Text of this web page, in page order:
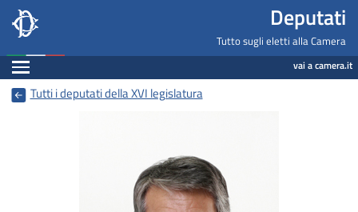
Deputati, Camera dei Deputati -
Salta al contenuto principale
Salta al menu di navigazione Deputati
Tutto sugli eletti alla Camera
Espandi vai a camera.it
Tutti i deputati della XVI legislatura
Navigazione pagine di servizio
Fine pagina
Salta al contenuto principale
Salta al menu di navigazione
Vai a inizio pagina